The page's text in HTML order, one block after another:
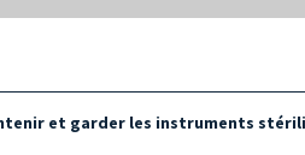
et garder les instruments